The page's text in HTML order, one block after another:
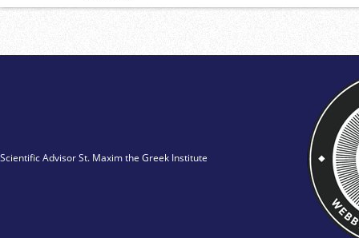
Scientific Advisor St. Maxim the Greek Institute